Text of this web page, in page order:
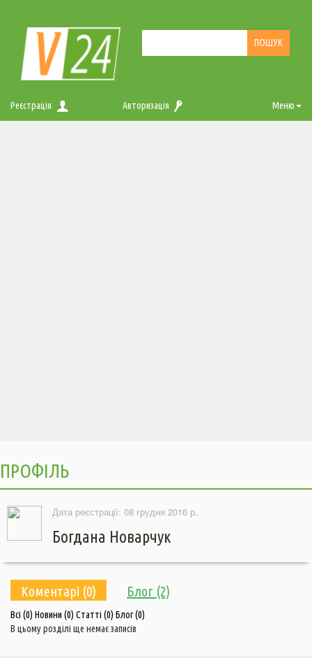
Реєстрація Авторизація Меню
ПРОФІЛЬ
Дата реєстрації: 08 грудня 2016 р.
Богдана Новарчук
Коментарі (0) Блог (2)
Всі (0) Новини (0) Статті (0) Блог(0)
В цьому розділі ще немає записів